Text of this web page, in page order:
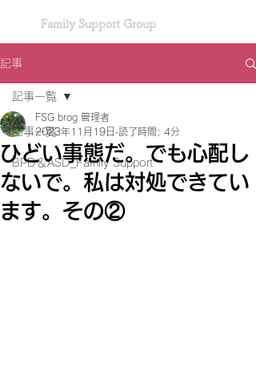
Family Support Group
記事
記事一覧
BPD＆ASD_Family Support
記事一覧
ひどい事態だ。でも心配し
ないで。私は対処できてい
ます。その②
FSG brog 管理者
2023年11月19日 読了時間: 4分